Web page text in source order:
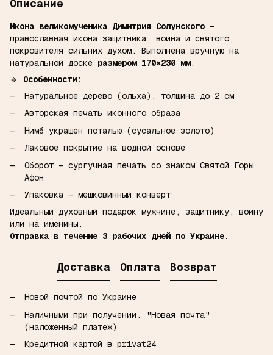
Описание
Икона великомученика Димитрия Солунского –
православная икона защитника, воина и святого,
покровителя сильних духом. Выполнена вручную на
натуральной доске размером 170×230 мм.
🔹 Особенности:
Натуральное дерево (ольха), толщина до 2 см
Авторская печать иконного образа
Нимб украшен поталью (сусальное золото)
Лаковое покрытие на водной основе
Оборот – сургучная печать со знаком Святой Горы
Афон
Упаковка – мешковинный конверт
Идеальный духовный подарок мужчине, защитнику, воину
или на именины.
Отправка в течение 3 рабочих дней по Украине.
Доставка Оплата Возврат
Новой почтой по Украине
Наличными при получении.
"Новая почта"
(наложенный платеж)
Кредитной картой в privat24